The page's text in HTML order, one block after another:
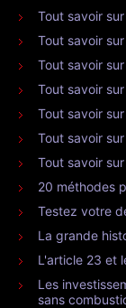
Tout savoir
Tout savoir
Tout savoir
Tout savoir
Tout savoir
Tout savoir
Tout savoir
20 méthodes
Testez votre
La grande
L'article 23 et
Les
sans